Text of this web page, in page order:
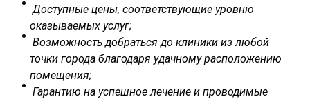
Доступные цены, соответствующие уровню
оказываемых услуг;
Возможность добраться до клиники из любой
точки города благодаря удачному расположению
помещения;
Гарантию на успешное лечение и проводимые